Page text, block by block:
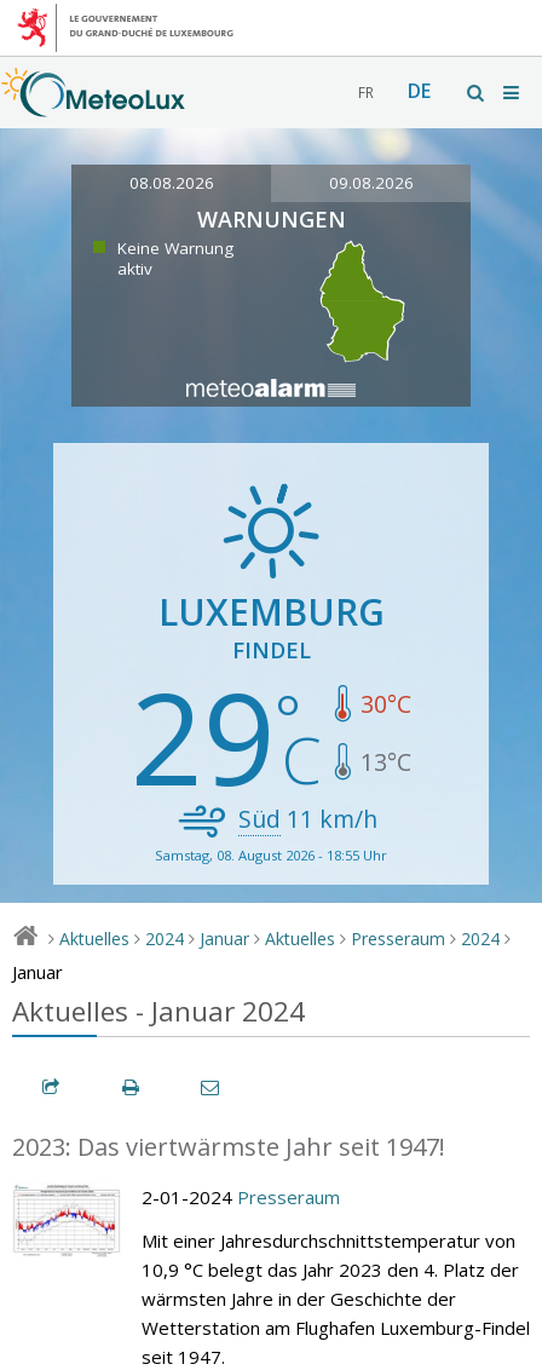
FR DE
08.08.2026 09.08.2026
WARNUNGEN
Keine Warnung
aktiv
LUXEMBURG
FINDEL
29 30°C
13°C
Süd 11 km/h
Samstag, 08. August 2026 - 18:55 Uhr
> Aktuelles > 2024 > Januar > Aktuelles > Presseraum > 2024 >
Januar
Aktuelles - Januar 2024
2023: Das viertwärmste Jahr seit 1947!
2-01-2024 Presseraum
Mit einer Jahresdurchschnittstemperatur von
10,9 °C belegt das Jahr 2023 den 4. Platz der
wärmsten Jahre in der Geschichte der
Wetterstation am Flughafen Luxemburg-Findel
seit 1947.